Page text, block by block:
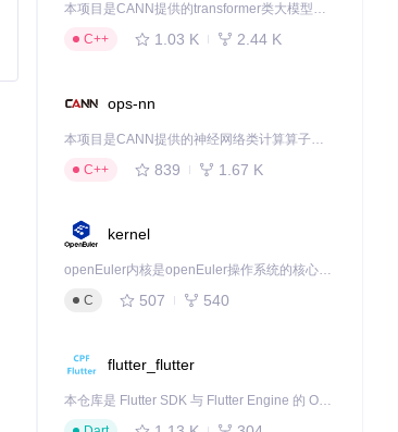
本项目是CANN提供的transformer类大模型算子库，实现网络在NPU上加速计算。
C++
1.03 K 2.44 K
ops-nn
本项目是CANN提供的神经网络类计算算子库，实现网络在NPU上加速计算。
C++
839 1.67 K
kernel
openEuler内核是openEuler操作系统的核心，既是系统性能与稳定性的基石，也是连接处理器、设备与服务的桥梁。
C
507 540
flutter_flutter
本仓库是 Flutter SDK 与 Flutter Engine 的 OpenHarmony 适配版本，由 CPF-Flutter 团队维护。开发者可使用熟悉的 Flutter 技术栈开发 OpenHarmony 应用，3.35.7 及以后的适配版本可基于本仓库源码构建支持 OpenHarmony 的 Flutter Engine。